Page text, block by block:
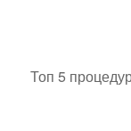
Топ 5